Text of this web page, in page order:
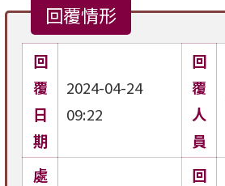
回覆情形
回
覆
日
期
2024-04-24
09:22
回
覆
人
員
處
回